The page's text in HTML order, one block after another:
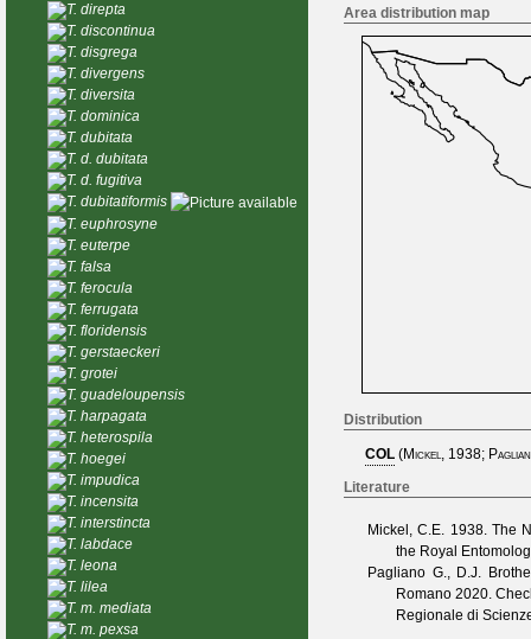
Area distribution map
Distribution
COL (Mickel, 1938;
Literature
Mickel, C.E. 1938. The
the Royal
Pagliano G., D.J.
Romano 2020.
Regionale di
T. direpta
T. discontinua
T. disgrega
T. divergens
T. diversita
T. dominica
T. dubitata
T. d. dubitata
T. d. fugitiva
T. dubitatiformis
T. euphrosyne
T. euterpe
T. falsa
T. ferocula
T. ferrugata
T. floridensis
T. gerstaeckeri
T. grotei
T. guadeloupensis
T. harpagata
T. heterospila
T. hoegei
T. impudica
T. incensita
T. interstincta
T. labdace
T. leona
T. lilea
T. m. mediata
T. m. pexsa